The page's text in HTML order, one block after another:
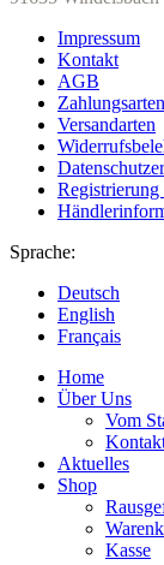
Impressum
Kontakt
AGB
Zahlungsarten
Versandarten
Sprache:
Deutsch
English
Français
Home
Über Uns
Vom
Aktuelles
Shop
Kasse